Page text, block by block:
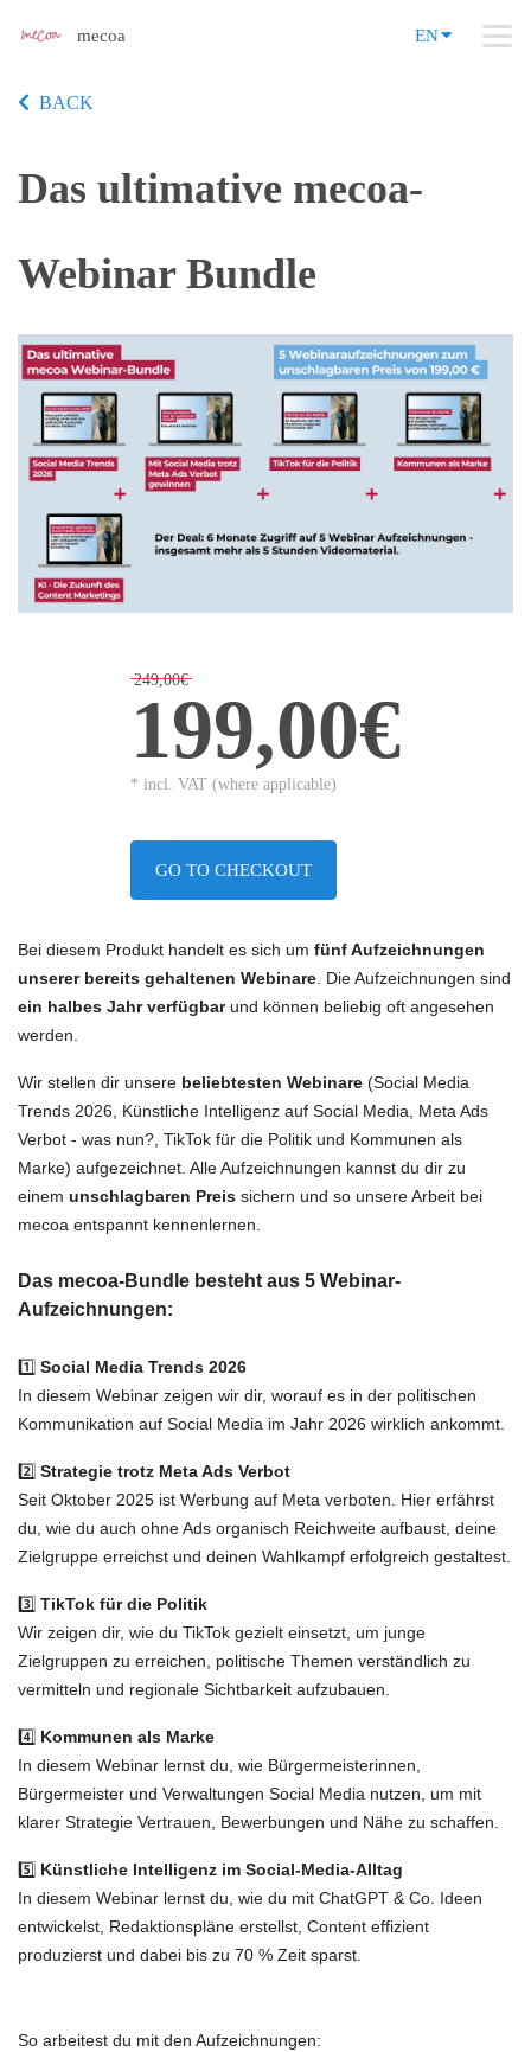
mecoa EN
BACK
Das ultimative mecoa-
Webinar Bundle
249,00€
199,00€
* incl. VAT (where applicable)
GO TO CHECKOUT
Bei diesem Produkt handelt es sich um fünfAufzeichnungen
unserer bereits gehaltenen Webinare . Die Aufzeichnungen sind
ein halbes Jahr verfügbarund können beliebig oft angesehen
werden.
Wir stellen dir unsere beliebtesten Webinare (Social Media
Trends 2026, Künstliche Intelligenz auf Social Media, Meta Ads
Verbot - was nun?, TikTok für die Politik und Kommunen als
Marke) aufgezeichnet. Alle Aufzeichnungen kannst du dir zu
einem unschlagbaren Preis sichern und so unsere Arbeit bei
mecoa entspannt kennenlernen.
Das mecoa-Bundle besteht aus 5 Webinar-
Aufzeichnungen:
1️⃣ Social Media Trends 2026
In diesem Webinar zeigen wir dir, worauf es in der politischen
Kommunikation auf Social Media im Jahr 2026 wirklich ankommt.
2️⃣ Strategie trotz Meta Ads Verbot
Seit Oktober 2025 ist Werbung auf Meta verboten. Hier erfährst
du, wie du auch ohne Ads organisch Reichweite aufbaust, deine
Zielgruppe erreichst und deinen Wahlkampf erfolgreich gestaltest.
3️⃣ TikTok für die Politik
Wir zeigen dir, wie du TikTok gezielt einsetzt, um junge
Zielgruppen zu erreichen, politische Themen verständlich zu
vermitteln und regionale Sichtbarkeit aufzubauen.
4️⃣ Kommunen als Marke
In diesem Webinar lernst du, wie Bürgermeisterinnen,
Bürgermeister und Verwaltungen Social Media nutzen, um mit
klarer Strategie Vertrauen, Bewerbungen und Nähe zu schaffen.
5️⃣ Künstliche Intelligenz im Social-Media-Alltag
In diesem Webinar lernst du, wie du mit ChatGPT & Co. Ideen
entwickelst, Redaktionspläne erstellst, Content effizient
produzierst und dabei bis zu 70 % Zeit sparst.
So arbeitest du mit den Aufzeichnungen: